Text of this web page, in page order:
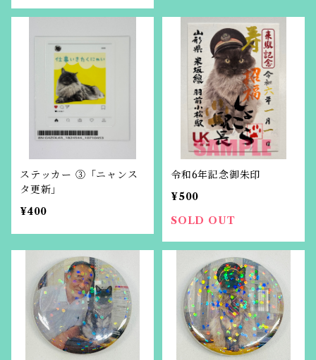
ステッカー ③「ニャンス
タ更新」
¥400
令和6年記念御朱印
¥500
SOLD OUT